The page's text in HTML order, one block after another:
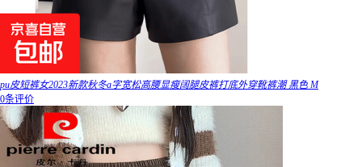
pu皮短裤女2023新款秋冬a字宽松高腰显瘦阔腿皮裤打底外穿靴裤潮 黑色 M
0条评价